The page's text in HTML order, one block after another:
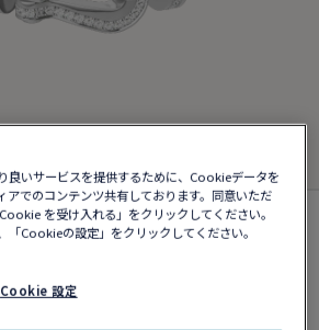
良いサービスを提供するために、Cookieデータを
アでのコンテンツ共有しております。同意いただ
を受け入れる」をクリックしてください。
「Cookieの設定」をクリックしてください。
Cookie 設定